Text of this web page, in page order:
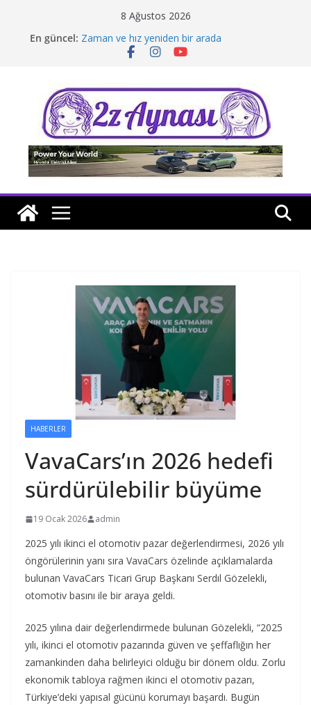
8 Ağustos 2026
En güncel: Zaman ve hız yeniden bir arada
Borusan Next Bodrum’da açıldı
Tatil rotasında test sürüşü
HABERLER
VavaCars’ın 2026 hedefi
sürdürülebilir büyüme
19 Ocak 2026 admin
2025 yılı ikinci el otomotiv pazar değerlendirmesi, 2026 yılı
öngörülerinin yanı sıra VavaCars özelinde açıklamalarda
bulunan VavaCars Ticari Grup Başkanı Serdıl Gözelekli,
otomotiv basını ile bir araya geldi.
2025 yılına dair değerlendirmede bulunan Gözelekli, “2025
yılı, ikinci el otomotiv pazarında güven ve şeffaflığın her
zamankinden daha belirleyici olduğu bir dönem oldu. Zorlu
ekonomik tabloya rağmen ikinci el otomotiv pazarı,
Türkiye’deki yapısal gücünü korumayı başardı. Bugün